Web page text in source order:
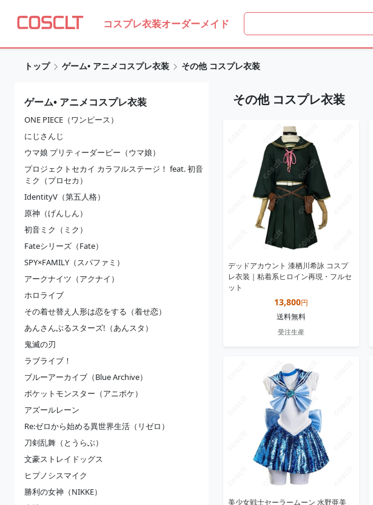
コスプレ衣装オーダーメイド
トップ ゲーム• アニメコスプレ衣装 その他 コスプレ衣装
ゲーム• アニメコスプレ衣装
ONE PIECE（ワンピース）
にじさんじ
ウマ娘 プリティーダービー（ウマ娘）
プロジェクトセカイ カラフルステージ！ feat. 初音
ミク（プロセカ）
IdentityV（第五人格）
原神（げんしん）
初音ミク（ミク）
Fateシリーズ（Fate）
SPY×FAMILY（スパファミ）
アークナイツ（アクナイ）
ホロライブ
その着せ替え人形は恋をする（着せ恋）
あんさんぶるスターズ!（あんスタ）
鬼滅の刃
ラブライブ！
ブルーアーカイブ（Blue Archive）
ポケットモンスター（アニポケ）
アズールレーン
Re:ゼロから始める異世界生活（リゼロ）
刀剣乱舞（とうらぶ）
文豪ストレイドッグス
ヒプノシスマイク
勝利の女神（NIKKE）
その他 コスプレ衣装
デッドアカウント 漆栖川希詠 コスプ
レ衣装｜粘着系ヒロイン再現・フルセ
ット
13,800円
送料無料
受注生産
美少女戦士セーラームーン 水野亜美